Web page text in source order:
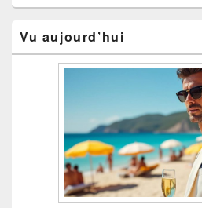
Vu aujourd’hui